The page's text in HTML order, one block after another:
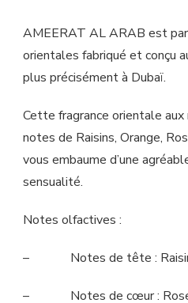
AMEERAT AL ARAB est
orientales fabriqué et conçu
plus précisément à Dubaï.
Cette fragrance orientale
notes de Raisins, Orange,
vous embaume d’une
sensualité.
Notes olfactives :
– Notes de tête : Raisin,
– Notes de cœur : Rose,